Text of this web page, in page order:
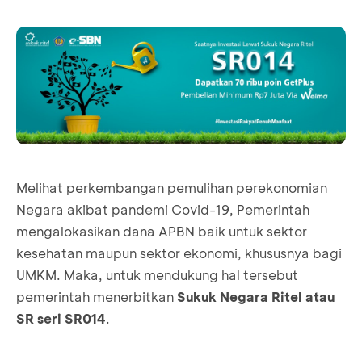
Melihat perkembangan pemulihan perekonomian
Negara akibat pandemi Covid-19, Pemerintah
mengalokasikan dana APBN baik untuk sektor
kesehatan maupun sektor ekonomi, khususnya bagi
UMKM. Maka, untuk mendukung hal tersebut
pemerintah menerbitkanSukuk Negara Ritel atau
SR seri SR014.